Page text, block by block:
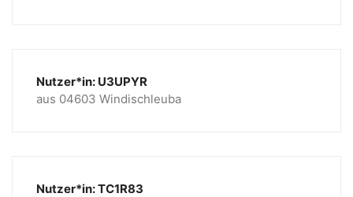
Nutzer*in: U3UPYR
aus 04603 Windischleuba
Nutzer*in: TC1R83